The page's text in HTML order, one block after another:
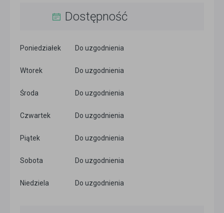
Dostępność
Poniedziałek Do uzgodnienia
Wtorek Do uzgodnienia
Środa Do uzgodnienia
Czwartek Do uzgodnienia
Piątek Do uzgodnienia
Sobota Do uzgodnienia
Niedziela Do uzgodnienia